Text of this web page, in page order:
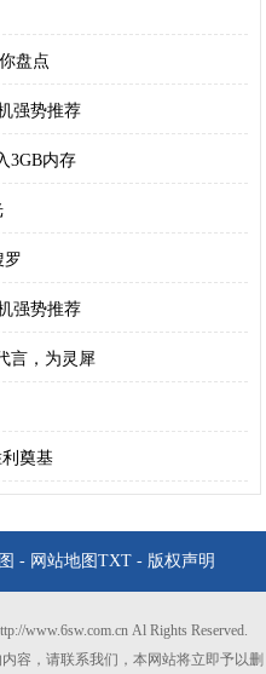
盘点
强势推荐
3GB内存
罗
强势推荐
言，为灵犀
奠基
- 网站地图 TXT- 版权声明
www.6sw.com.cn Al Rights Reserved.
容，请联系我们，本网站将立即予以删